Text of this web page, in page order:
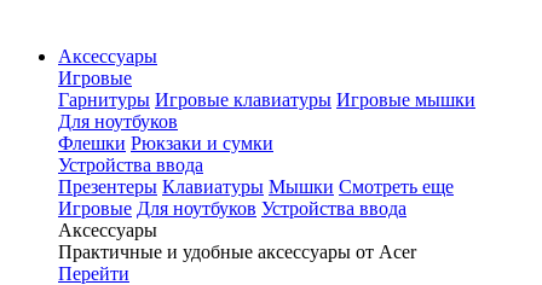
Аксессуары
Игровые
Гарнитуры Игровые клавиатуры Игровые мышки
Для ноутбуков
Флешки Рюкзаки и сумки
Устройства ввода
Презентеры Клавиатуры Мышки Смотреть еще
Игровые Для ноутбуков Устройства ввода
Аксессуары
Практичные и удобные аксессуары от Acer
Перейти